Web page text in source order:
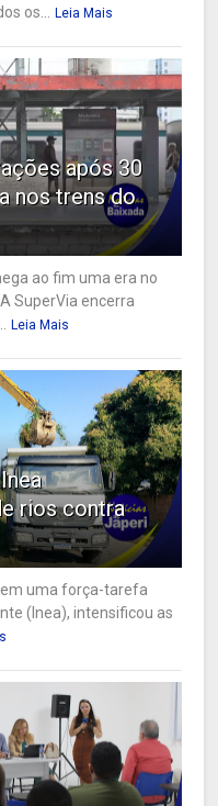
os...
Leia Mais
após 30
nos trens do
ao fim uma era no
SuperVia encerra
Leia Mais
rios contra
uma força-tarefa
(Inea), intensificou as